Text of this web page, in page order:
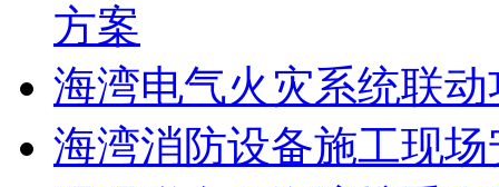
方案
海湾电气火灾系统联
海湾消防设备施工现